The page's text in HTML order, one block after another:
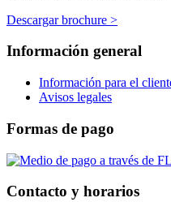
Descargar brochure >
Información general
Información para el
Avisos legales
Formas de pago
Contacto y horarios